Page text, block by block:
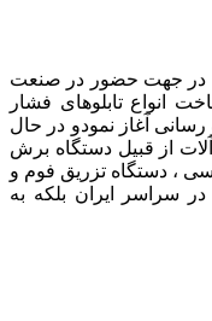
1390 نخستین گام در جهت حضور در صنعت
انواع تابلوهای فشار
آغاز نمودو در حال
از قبیل دستگاه برش
، دستگاه تزریق فوم و
سراسر ایران بلکه به